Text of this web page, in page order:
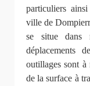
particuliers
ville de
se situe dans
déplacements
outillages sont à
de la surface à